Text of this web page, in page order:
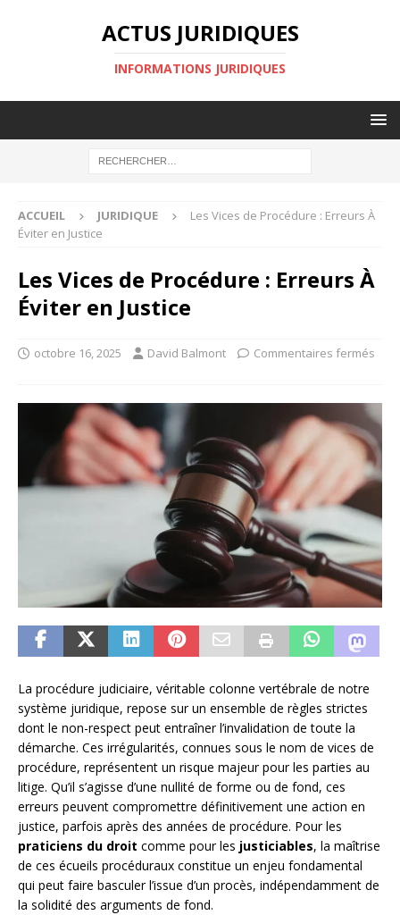
ACTUS JURIDIQUES
INFORMATIONS JURIDIQUES
ACCUEIL JURIDIQUE
Les Vices de Procédure : Erreurs À
Éviter en Justice
Les Vices de Procédure : Erreurs À
Éviter en Justice
octobre 16, 2025 David Balmont Commentaires fermés
La procédure judiciaire, véritable colonne vertébrale de notre
système juridique, repose sur un ensemble de règles strictes
dont le non-respect peut entraîner l’invalidation de toute la
démarche. Ces irrégularités, connues sous le nom de vices de
procédure, représentent un risque majeur pour les parties au
litige. Qu’il s’agisse d’une nullité de forme ou de fond, ces
erreurs peuvent compromettre définitivement une action en
justice, parfois après des années de procédure. Pour les
praticiens du droit comme pour les justiciables, la maîtrise
de ces écueils procéduraux constitue un enjeu fondamental
qui peut faire basculer l’issue d’un procès, indépendamment de
la solidité des arguments de fond.